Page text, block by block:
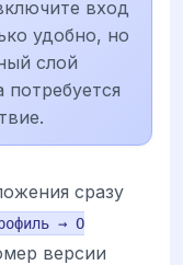
вход
удобно, но
слой
сразу
→ О
версии